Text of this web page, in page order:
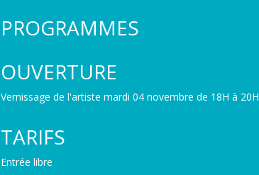
PROGRAMMES
OUVERTURE
Vernissage de l'artiste mardi 04 novembre de 18H à 20H
TARIFS
Entrée libre